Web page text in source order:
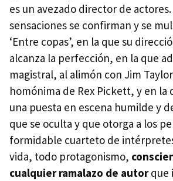
es un avezado director de actores.
sensaciones se confirman y se
‘Entre copas’, en la que su
alcanza la perfección, en la que
magistral, al alimón con Jim
homónima de Rex Pickett, y en la
una puesta en escena humilde y
que se oculta y que otorga a los
formidable cuarteto de
vida, todo protagonismo,
cualquier ramalazo de autorque